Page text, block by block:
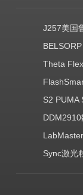
J257美国
Theta
Sync激光